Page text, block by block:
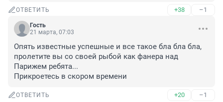
ОТВЕТИТЬ +38 –1
Гость
21 марта, 07:03
Опять известные успешные и все такое бла бла бла,
пролетите вы со своей рыбой как фанера над
Парижем ребята...
Прикроетесь в скором времени
ОТВЕТИТЬ +20 –1